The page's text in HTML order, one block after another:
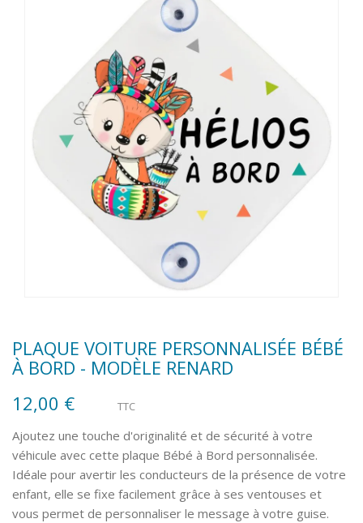
PLAQUE VOITURE PERSONNALISÉE BÉBÉ
À BORD - MODÈLE RENARD
12,00 €
TTC
Ajoutez une touche d'originalité et de sécurité à votre
véhicule avec cette plaque Bébé à Bord personnalisée.
Idéale pour avertir les conducteurs de la présence de votre
enfant, elle se fixe facilement grâce à ses ventouses et
vous permet de personnaliser le message à votre guise.